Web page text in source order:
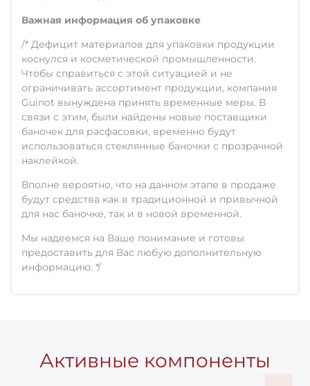
Важная информация об упаковке
/* Дефицит материалов для упаковки продукции
коснулся и косметической промышленности.
Чтобы справиться с этой ситуацией и не
ограничивать ассортимент продукции, компания
Guinot вынуждена принять временные меры. В
связи с этим, были найдены новые поставщики
баночек для расфасовки, временно будут
использоваться стеклянные баночки с прозрачной
наклейкой.
Вполне вероятно, что на данном этапе в продаже
будут средства как в традиционной и привычной
для нас баночке, так и в новой временной.
Мы надеемся на Ваше понимание и готовы
предоставить для Вас любую дополнительную
информацию. */
Активные компоненты